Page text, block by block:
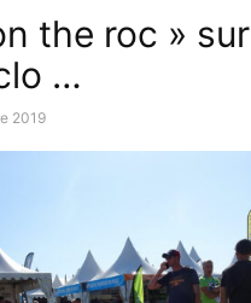
the roc » sur
…
2019